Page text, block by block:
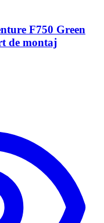
F750 Green
de montaj